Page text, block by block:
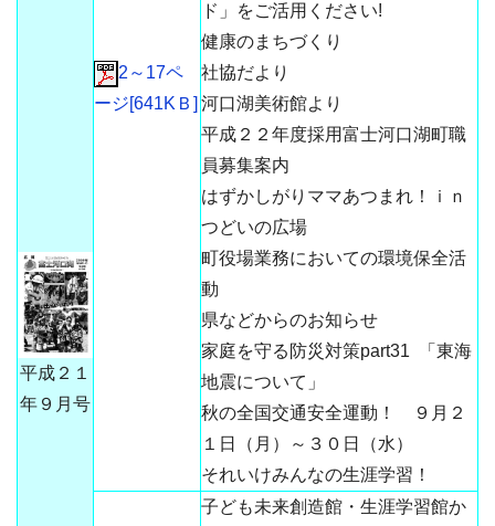
平成２１
年９月号
2～17ペ
ージ[641KＢ]
ド」をご活用ください!
健康のまちづくり
社協だより
河口湖美術館より
平成２２年度採用富士河口湖町職
員募集案内
はずかしがりママあつまれ！ｉｎ
つどいの広場
町役場業務においての環境保全活
動
県などからのお知らせ
家庭を守る防災対策part31 「東海
地震について」
秋の全国交通安全運動！ ９月２
１日（月）～３０日（水）
それいけみんなの生涯学習！
子ども未来創造館・生涯学習館か